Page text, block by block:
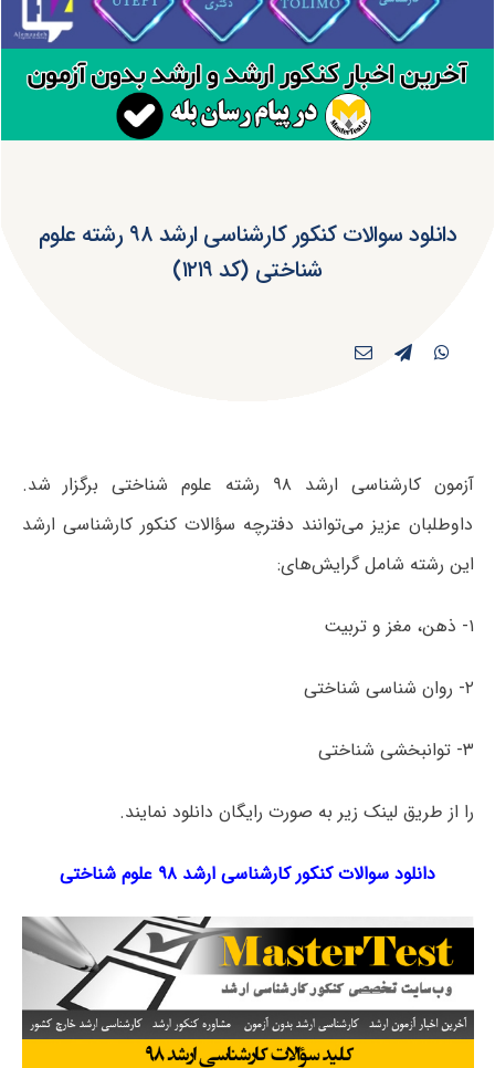
دانلود سوالات کنکور کارشناسی ارشد ۹۸ رشته علوم
شناختی (کد ۱۲۱۹)
آزمون کارشناسی ارشد ۹۸ رشته علوم شناختی برگزار شد.
داوطلبان عزیز می‌توانند دفترچه سؤالات کنکور کارشناسی ارشد
این رشته شامل گرایش‌های:
۱- ذهن، مغز و تربیت
۲- روان شناسی شناختی
۳- توانبخشی شناختی
را از طریق لینک‌ زیر به صورت رایگان دانلود نمایند.
دانلود سوالات کنکور کارشناسی ارشد ۹۸ علوم شناختی